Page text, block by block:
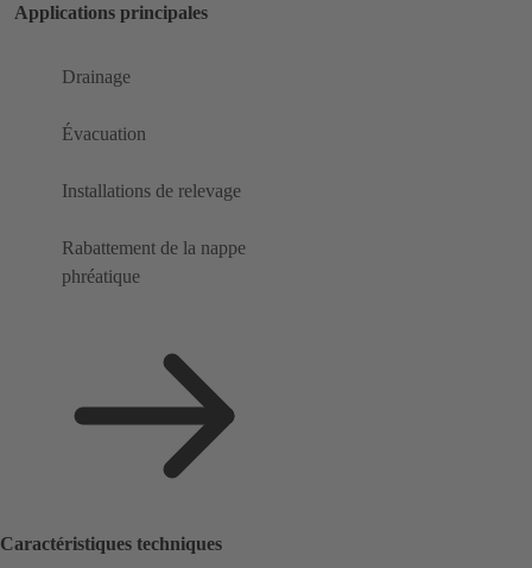
Applications principales
Drainage
Évacuation
Installations de relevage
Rabattement de la nappe
phréatique
Caractéristiques techniques